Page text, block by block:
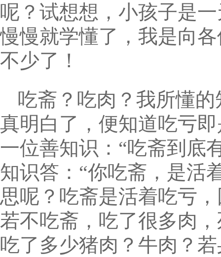
呢？试想想，小孩子是
慢慢就学懂了，我是向
不少了！
吃斋？吃肉？我所懂
真明白了，便知道吃亏
一位善知识：“吃斋到底
知识答：“你吃斋，是活
思呢？吃斋是活着吃亏
若不吃斋，吃了很多肉
吃了多少猪肉？牛肉？